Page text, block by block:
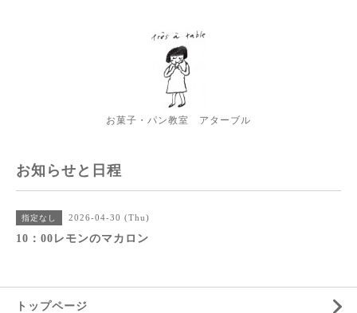
お菓子・パン教室 アターブル
お知らせと日程
指定なし 2026-04-30 (Thu)
10：00レモンのマカロン
トップページ